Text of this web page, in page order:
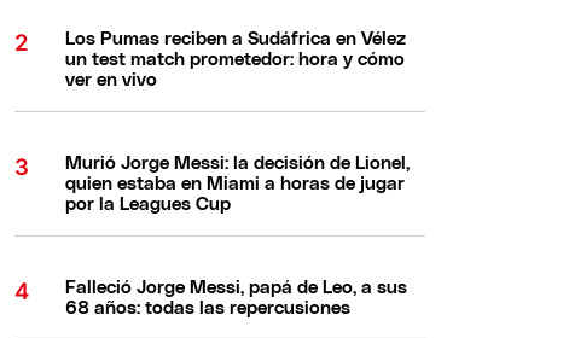
Los Pumas reciben a Sudáfrica en Vélez
un test match prometedor: hora y cómo
ver en vivo
Murió Jorge Messi: la decisión de Lionel,
quien estaba en Miami a horas de jugar
por la Leagues Cup
Falleció Jorge Messi, papá de Leo, a sus
68 años: todas las repercusiones